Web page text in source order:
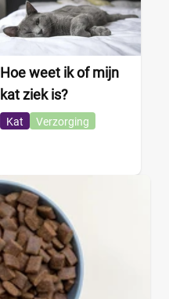
Hoe weet ik of mijn
kat ziek is?
Kat Verzorging